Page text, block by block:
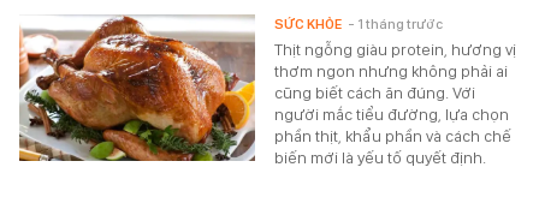
Thịt ngỗng giàu protein, hương vị
thơm ngon nhưng không phải ai
cũng biết cách ăn đúng. Với
người mắc tiểu đường, lựa chọn
phần thịt, khẩu phần và cách chế
biến mới là yếu tố quyết định.
SỨC KHỎE - 1 tháng trước